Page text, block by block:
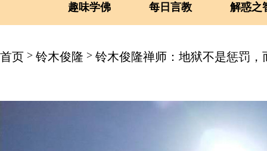
趣味学佛 每日言教 解惑之
首页 > 铃木俊隆 > 铃木俊隆禅师：地狱不是惩罚，